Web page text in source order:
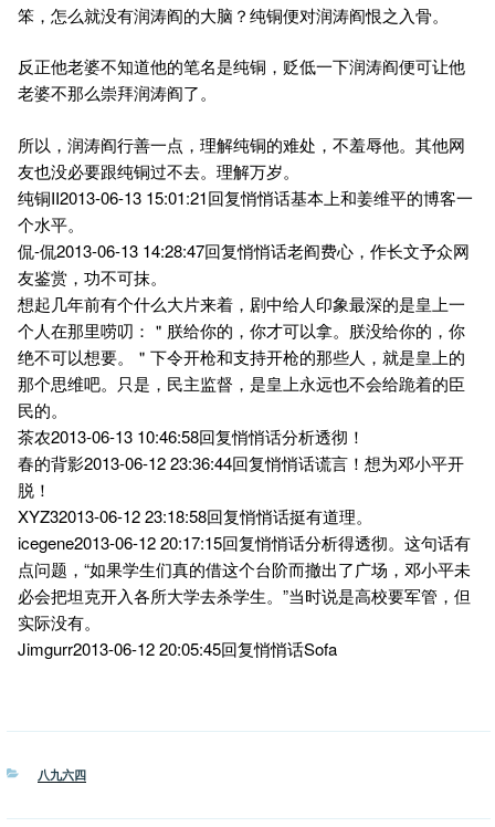
笨，怎么就没有润涛阎的大脑？纯铜便对润涛阎恨之入骨。
反正他老婆不知道他的笔名是纯铜，贬低一下润涛阎便可让他
老婆不那么崇拜润涛阎了。
所以，润涛阎行善一点，理解纯铜的难处，不羞辱他。其他网
友也没必要跟纯铜过不去。理解万岁。
纯铜II2013-06-13 15:01:21回复悄悄话基本上和姜维平的博客一
个水平。
侃-侃2013-06-13 14:28:47回复悄悄话老阎费心，作长文予众网
友鉴赏，功不可抹。
想起几年前有个什么大片来着，剧中给人印象最深的是皇上一
个人在那里唠叨：＂朕给你的，你才可以拿。朕没给你的，你
绝不可以想要。＂下令开枪和支持开枪的那些人，就是皇上的
那个思维吧。只是，民主监督，是皇上永远也不会给跪着的臣
民的。
茶农2013-06-13 10:46:58回复悄悄话分析透彻！
春的背影2013-06-12 23:36:44回复悄悄话谎言！想为邓小平开
脱！
XYZ32013-06-12 23:18:58回复悄悄话挺有道理。
icegene2013-06-12 20:17:15回复悄悄话分析得透彻。这句话有
点问题，“如果学生们真的借这个台阶而撤出了广场，邓小平未
必会把坦克开入各所大学去杀学生。”当时说是高校要军管，但
实际没有。
Jimgurr2013-06-12 20:05:45回复悄悄话Sofa
分
八九六四